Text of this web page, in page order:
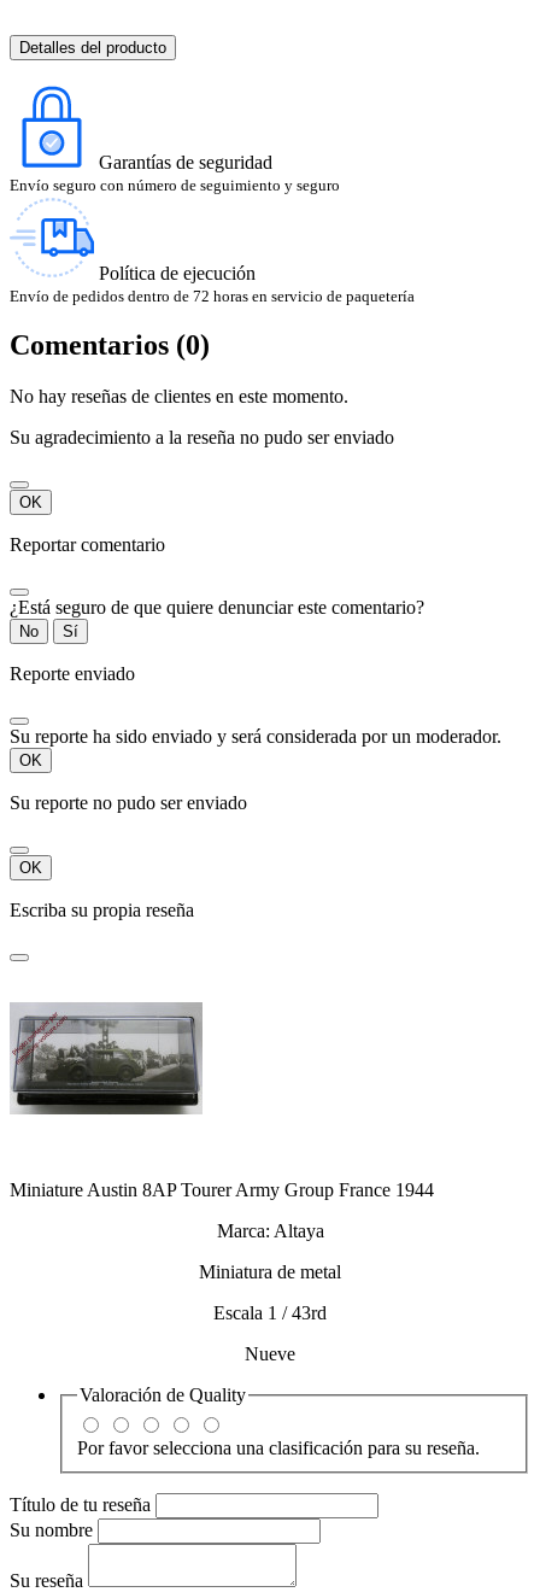
Detalles del producto
Garantías de seguridad
Envío seguro con número de seguimiento y seguro
Política de ejecución
Envío de pedidos dentro de 72 horas en servicio de paquetería
Comentarios (0)
No hay reseñas de clientes en este momento.
Su agradecimiento a la reseña no pudo ser enviado
OK
Reportar comentario
¿Está seguro de que quiere denunciar este comentario?
No Sí
Reporte enviado
Su reporte ha sido enviado y será considerada por un moderador.
OK
Su reporte no pudo ser enviado
OK
Escriba su propia reseña
Miniature Austin 8AP Tourer Army Group France 1944
Marca: Altaya
Miniatura de metal
Escala 1 / 43rd
Nueve
Valoración de Quality
Por favor selecciona una clasificación para su reseña.
Título de tu reseña
Su nombre
Su reseña